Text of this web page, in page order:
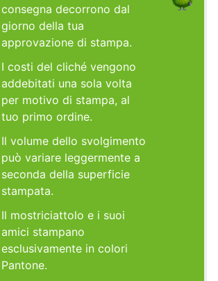
consegna decorrono dal
giorno della tua
approvazione di stampa.
I costi del cliché vengono
addebitati una sola volta
per motivo di stampa, al
tuo primo ordine.
Il volume dello svolgimento
può variare leggermente a
seconda della superficie
stampata.
Il mostriciattolo e i suoi
amici stampano
esclusivamente in colori
Pantone.